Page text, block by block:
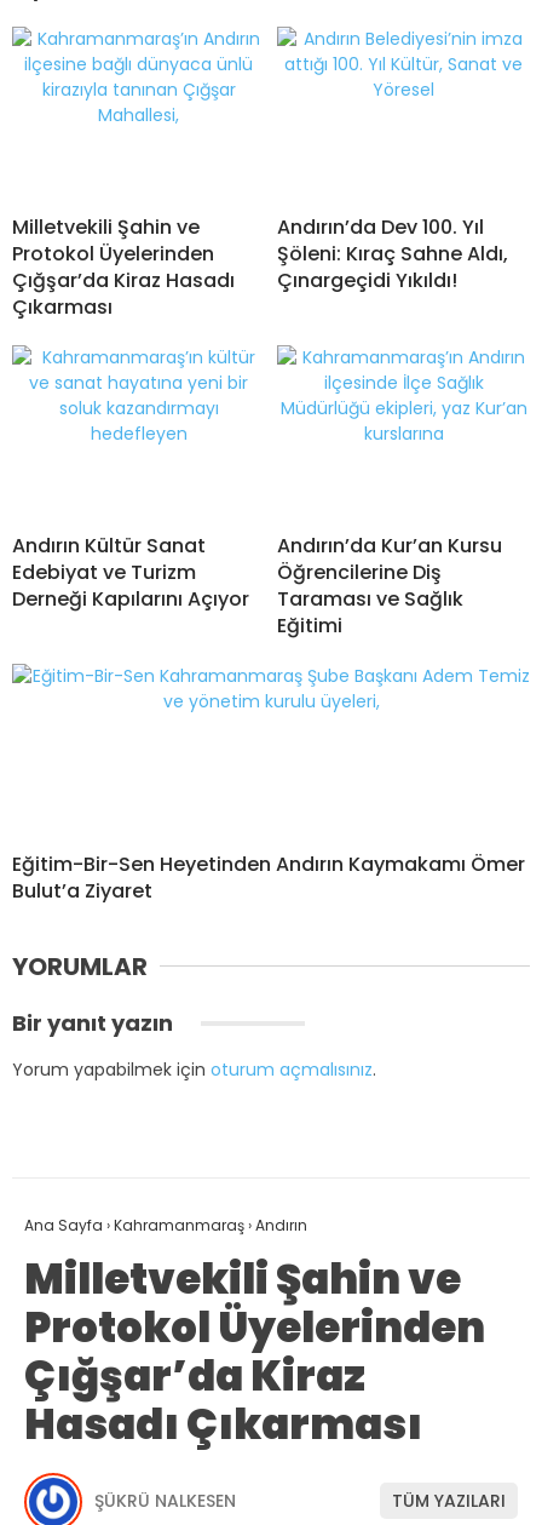
Milletvekili Şahin ve
Protokol Üyelerinden
Çığşar’da Kiraz Hasadı
Çıkarması
Andırın’da Dev 100. Yıl
Şöleni: Kıraç Sahne Aldı,
Çınargeçidi Yıkıldı!
Andırın Kültür Sanat
Edebiyat ve Turizm
Derneği Kapılarını Açıyor
Andırın’da Kur’an Kursu
Öğrencilerine Diş
Taraması ve Sağlık
Eğitimi
Eğitim-Bir-Sen Heyetinden Andırın Kaymakamı Ömer
Bulut’a Ziyaret
YORUMLAR
Bir yanıt yazın
Yorum yapabilmek için oturum açmalısınız.
Ana Sayfa ›Kahramanmaraş›Andırın
Milletvekili Şahin ve
Protokol Üyelerinden
Çığşar’da Kiraz
Hasadı Çıkarması
ŞÜKRÜ NALKESEN TÜM YAZILARI